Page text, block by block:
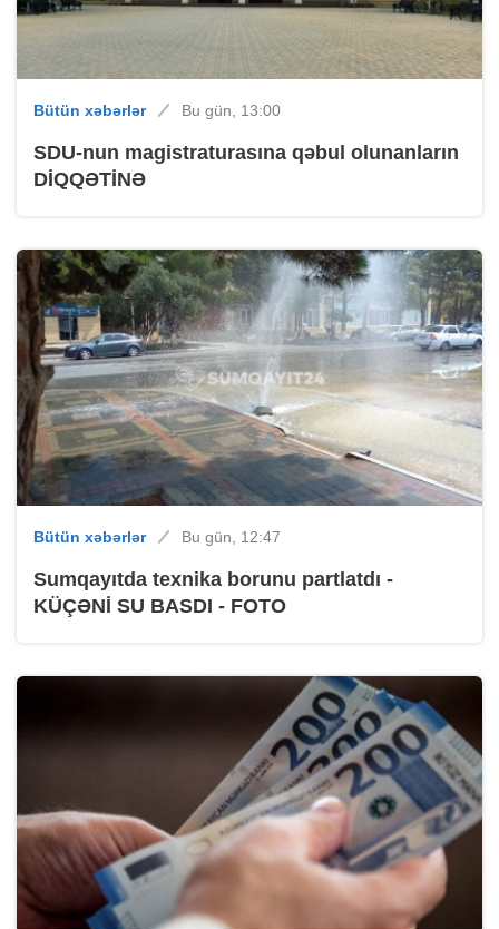
Bütün xəbərlər Bu gün, 13:00
SDU-nun magistraturasına qəbul olunanların
DİQQƏTİNƏ
Bütün xəbərlər Bu gün, 12:47
Sumqayıtda texnika borunu partlatdı -
KÜÇƏNİ SU BASDI - FOTO